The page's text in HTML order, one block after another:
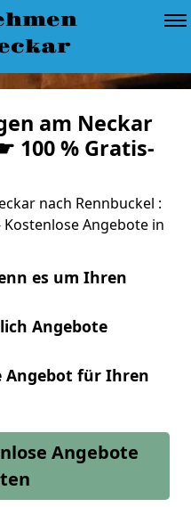
am Neckar
100 % Gratis-
nach Rennbuckel :
Angebote in
es um Ihren
Angebote
Angebot für Ihren
Angebote